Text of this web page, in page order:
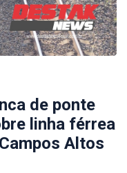
de ponte
linha férrea
Altos